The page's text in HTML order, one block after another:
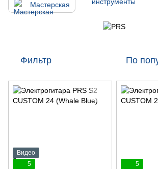
Мастерская
Фильтр По
Видео
5
5